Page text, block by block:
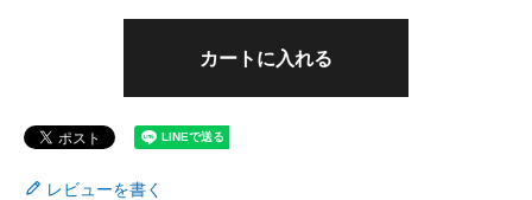
カートに入れる
レビューを書く